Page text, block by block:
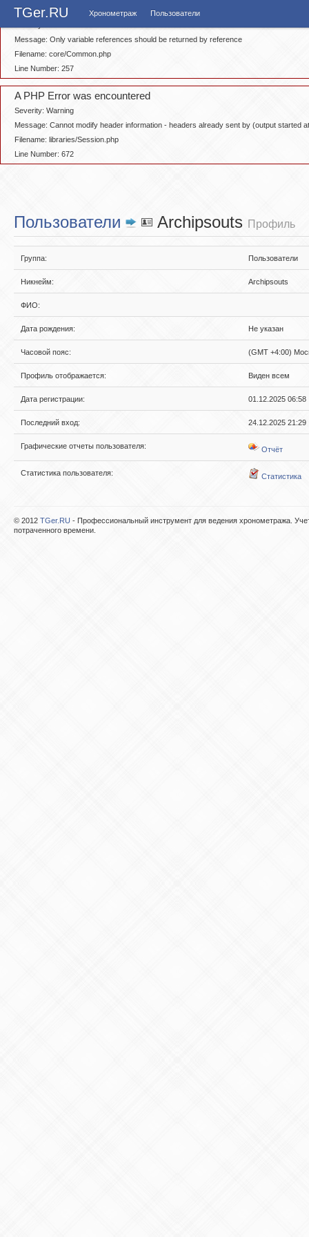
A PHP Error was encountered
Message: Only variable references should be returned by reference
Filename: core/Common.php
Line Number: 257
A PHP Error was encountered
Severity: Warning
Message: Cannot modify header information - headers already sent by (output
Filename: libraries/Session.php
Line Number: 672
TGer.RU Хронометраж Пользователи
Пользователи Archipsouts Профиль
Группа: Пользователи
Никнейм: Archipsouts
ФИО:
Дата рождения: Не указан
Часовой пояс: (GMT +4:00)
Профиль отображается: Виден всем
Дата регистрации: 01.12.2025 06:58
Последний вход: 24.12.2025 21:29
Графические отчеты пользователя: Отчёт
Статистика пользователя: Статистика
© 2012 TGer.RU - Профессиональный инструмент для ведения хронометража.
потраченного времени.